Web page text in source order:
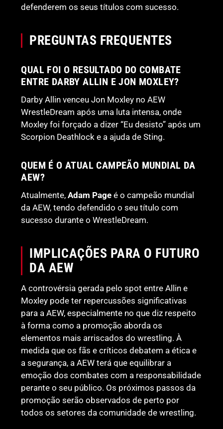
defenderem os seus títulos com sucesso.
PREGUNTAS FREQUENTES
QUAL FOI O RESULTADO DO COMBATE
ENTRE DARBY ALLIN E JON MOXLEY?
Darby Allin venceu Jon Moxley no AEW
WrestleDream após uma luta intensa, onde
Moxley foi forçado a dizer “Eu desisto” após um
Scorpion Deathlock e a ajuda de Sting.
QUEM É O ATUAL CAMPEÃO MUNDIAL DA
AEW?
Atualmente,Adam Page é o campeão mundial
da AEW, tendo defendido o seu título com
sucesso durante o WrestleDream.
IMPLICAÇÕES PARA O FUTURO
DA AEW
A controvérsia gerada pelo spot entre Allin e
Moxley pode ter repercussões significativas
para a AEW, especialmente no que diz respeito
à forma como a promoção aborda os
elementos mais arriscados do wrestling. À
medida que os fãs e críticos debatem a ética e
a segurança, a AEW terá que equilibrar a
emoção dos combates com a responsabilidade
perante o seu público. Os próximos passos da
promoção serão observados de perto por
todos os setores da comunidade de wrestling.